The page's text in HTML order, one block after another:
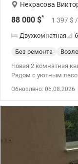
Некрасова
88 000 $* 1 397 $
Двухкомнатная
Без ремонта
Новая 2 комнатная
Рядом с уютным
семейных ужинов и
кв. м, отличная для
11.3 кв. м, идеальна
Счетчики на воду и тепло.
право
сочетание
Обновлено: 06.08.2026